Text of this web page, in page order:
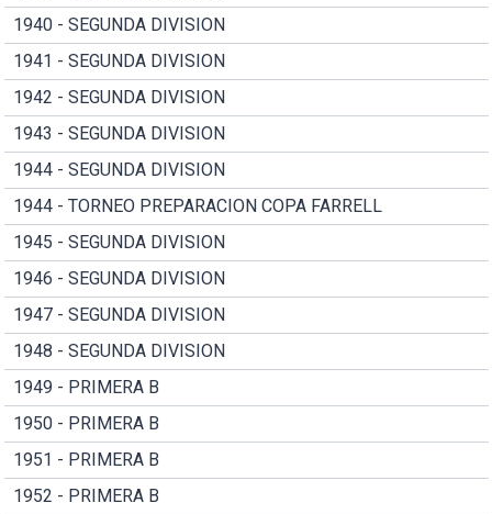
1940 - SEGUNDA DIVISION
1941 - SEGUNDA DIVISION
1942 - SEGUNDA DIVISION
1943 - SEGUNDA DIVISION
1944 - SEGUNDA DIVISION
1944 - TORNEO PREPARACION COPA FARRELL
1945 - SEGUNDA DIVISION
1946 - SEGUNDA DIVISION
1947 - SEGUNDA DIVISION
1948 - SEGUNDA DIVISION
1949 - PRIMERA B
1950 - PRIMERA B
1951 - PRIMERA B
1952 - PRIMERA B